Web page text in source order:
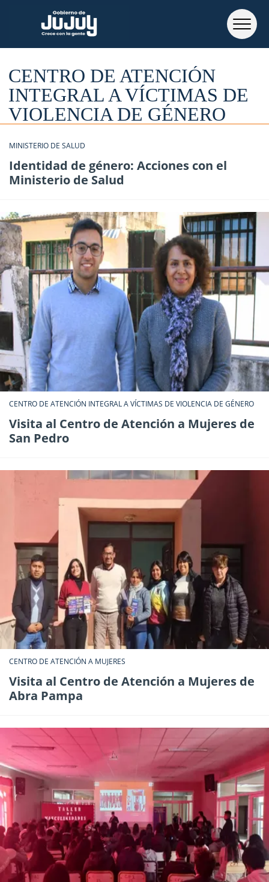
CENTRO DE ATENCIÓN
INTEGRAL A VÍCTIMAS DE
VIOLENCIA DE GÉNERO
MINISTERIO DE SALUD
Identidad de género: Acciones con el
Ministerio de Salud
CENTRO DE ATENCIÓN INTEGRAL A VÍCTIMAS DE VIOLENCIA DE GÉNERO
Visita al Centro de Atención a Mujeres de
San Pedro
CENTRO DE ATENCIÓN A MUJERES
Visita al Centro de Atención a Mujeres de
Abra Pampa